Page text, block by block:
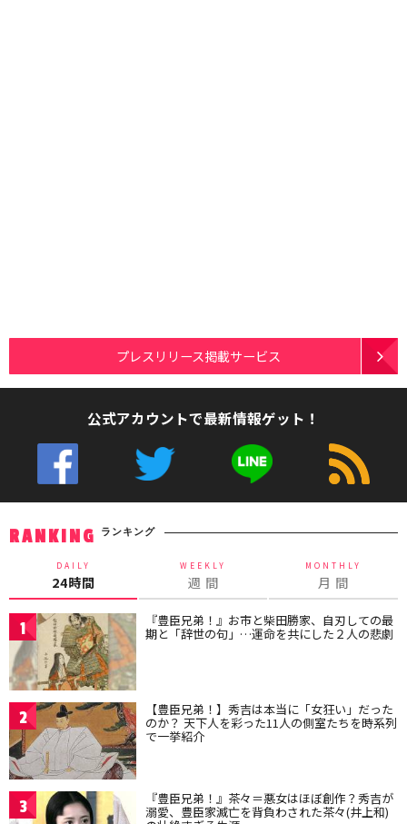
プレスリリース掲載サービス
公式アカウントで最新情報ゲット！
RANKING ランキング
DAILY
24時間
WEEKLY
週 間
MONTHLY
月 間
1 『豊臣兄弟！』お市と柴田勝家、自刃しての最
期と「辞世の句」…運命を共にした２人の悲劇
2 【豊臣兄弟！】秀吉は本当に「女狂い」だった
のか？ 天下人を彩った11人の側室たちを時系列
で一挙紹介
3 『豊臣兄弟！』茶々＝悪女はほぼ創作？秀吉が
溺愛、豊臣家滅亡を背負わされた茶々(井上和)